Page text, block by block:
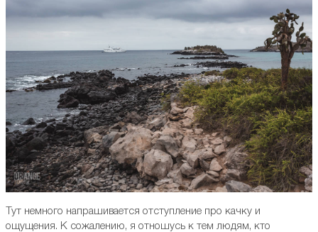
Тут немного напрашивается отступление про качку и
ощущения. К сожалению, я отношусь к тем людям, кто